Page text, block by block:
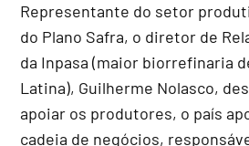
Representante do setor
do Plano Safra, o diretor de
da Inpasa (maior biorrefinaria
Latina), Guilherme Nolasco,
apoiar os produtores, o país
cadeia de negócios,